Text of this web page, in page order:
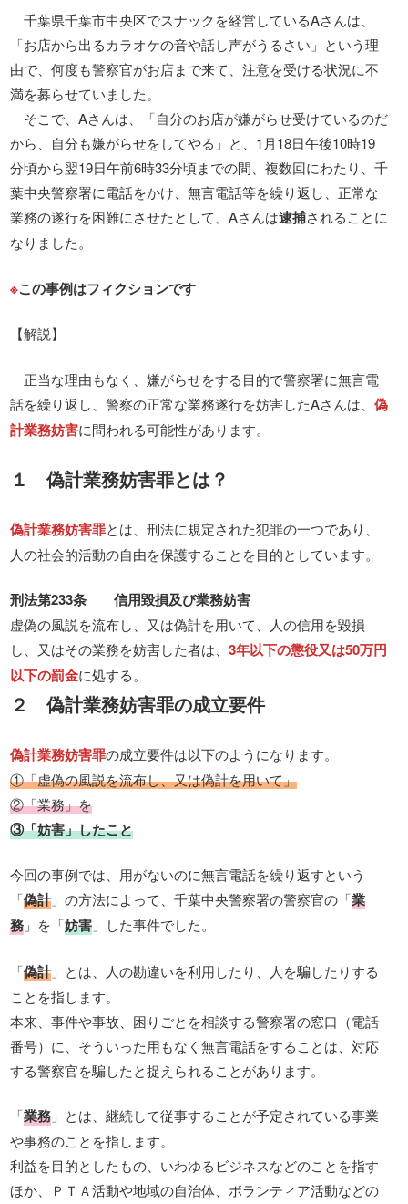
千葉県千葉市中央区でスナックを経営しているAさんは、
「お店から出るカラオケの音や話し声がうるさい」という理
由で、何度も警察官がお店まで来て、注意を受ける状況に不
満を募らせていました。
そこで、Aさんは、「自分のお店が嫌がらせ受けているのだ
から、自分も嫌がらせをしてやる」と、1月18日午後10時19
分頃から翌19日午前6時33分頃までの間、複数回にわたり、千
葉中央警察署に電話をかけ、無言電話等を繰り返し、正常な
業務の遂行を困難にさせたとして、Aさんは逮捕されることに
なりました。
※この事例はフィクションです
【解説】
正当な理由もなく、嫌がらせをする目的で警察署に無言電
話を繰り返し、警察の正常な業務遂行を妨害したAさんは、偽
計業務妨害に問われる可能性があります。
１ 偽計業務妨害罪とは？
偽計業務妨害罪とは、刑法に規定された犯罪の一つであり、
人の社会的活動の自由を保護することを目的としています。
刑法第233条 信用毀損及び業務妨害
虚偽の風説を流布し、又は偽計を用いて、人の信用を毀損
し、又はその業務を妨害した者は、3年以下の懲役又は50万円
以下の罰金に処する。
２ 偽計業務妨害罪の成立要件
偽計業務妨害罪の成立要件は以下のようになります。
①「虚偽の風説を流布し、又は偽計を用いて」
②「業務」を
③「妨害」したこと
今回の事例では、用がないのに無言電話を繰り返すという
「偽計」の方法によって、千葉中央警察署の警察官の「業
務 」を「妨害 」した事件でした。
「偽計」とは、人の勘違いを利用したり、人を騙したりする
ことを指します。
本来、事件や事故、困りごとを相談する警察署の窓口（電話
番号）に、そういった用もなく無言電話をすることは、対応
する警察官を騙したと捉えられることがあります。
「業務 」とは、継続して従事することが予定されている事業
や事務のことを指します。
利益を目的としたもの、いわゆるビジネスなどのことを指す
ほか、ＰＴＡ活動や地域の自治体、ボランティア活動などの